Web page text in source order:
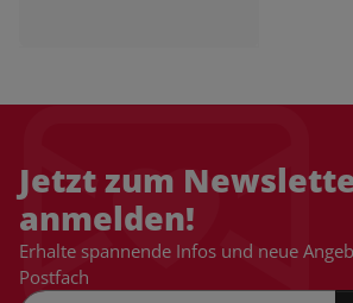
Jetzt zum
anmelden!
Erhalte spannende Infos und neue
Postfach